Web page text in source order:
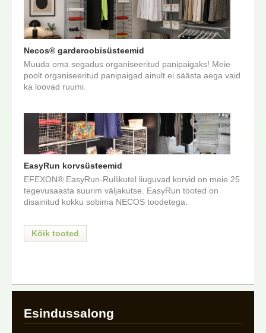
Necos® garderoobisüsteemid
Muuda oma segadus organiseeritud panipaigaks! Meie
poolt organiseeritud panipaigad ainult ei säästa aega vaid
ka loovad ruumi.
EasyRun korvsüsteemid
EFEXON® EasyRun-Rullikutel liuguvad korvid on meie 25
tegevusaasta suurim väljakutse. EasyRun tooted on
disainitud kokku sobima NECOS toodetega.
Kõik tooted
Esindussalong